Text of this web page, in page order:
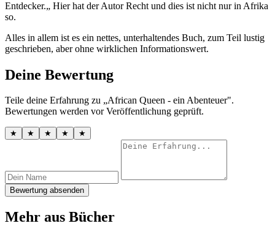
Entdecker.„ Hier hat der Autor Recht und dies ist nicht nur in Afrika
so.
Alles in allem ist es ein nettes, unterhaltendes Buch, zum Teil lustig
geschrieben, aber ohne wirklichen Informationswert.
Deine Bewertung
Teile deine Erfahrung zu „African Queen - ein Abenteuer".
Bewertungen werden vor Veröffentlichung geprüft.
★ ★ ★ ★ ★
Bewertung absenden
Mehr aus Bücher